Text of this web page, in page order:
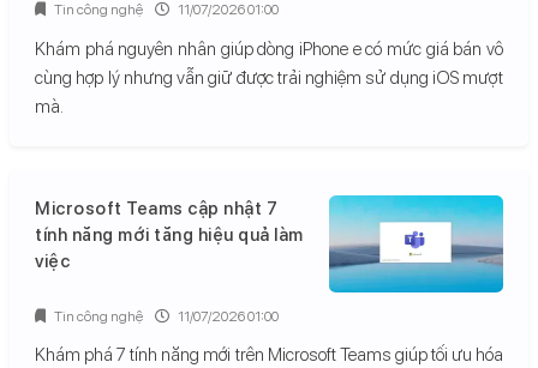
Khám phá nguyên nhân giúp dòng iPhone e có mức giá bán vô
cùng hợp lý nhưng vẫn giữ được trải nghiệm sử dụng iOS mượt
mà.
Tin công nghệ 11/07/2026 01:00
Microsoft Teams cập nhật 7
tính năng mới tăng hiệu quả làm
việc
Khám phá 7 tính năng mới trên Microsoft Teams giúp tối ưu hóa
Tin công nghệ 11/07/2026 01:00